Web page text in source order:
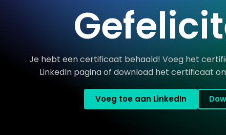
Je hebt een certificaat behaald! Voeg het
LinkedIn pagina of download het certificaat
Voeg toe aan LinkedIn